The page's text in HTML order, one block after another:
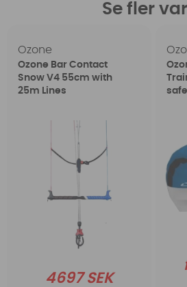
Se fler
Ozone
Ozone Bar Contact
Snow V4 55cm with
25m Lines
4697 SEK